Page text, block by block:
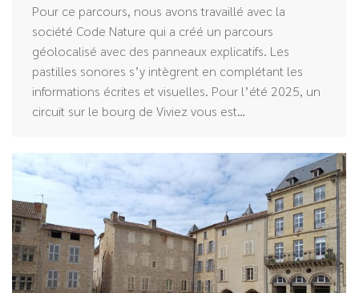
Pour ce parcours, nous avons travaillé avec la
société Code Nature qui a créé un parcours
géolocalisé avec des panneaux explicatifs. Les
pastilles sonores s’y intègrent en complétant les
informations écrites et visuelles. Pour l’été 2025, un
circuit sur le bourg de Viviez vous est…